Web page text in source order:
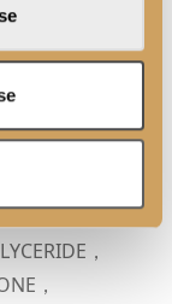
olyan
vagy az
ombre
，
，